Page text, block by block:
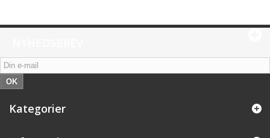
OK
Kategorier